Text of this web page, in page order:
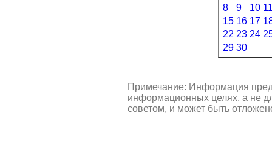
8
9 10
15 16 17
22 23 24
29 30
Примечание: Информация
информационных целях, а не
советом, и может быть